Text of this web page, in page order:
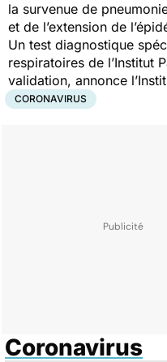
la survenue de
et de l’extension de
Un test diagnostique
respiratoires de l’Institut
validation, annonce
CORONAVIRUS
Coronavirus